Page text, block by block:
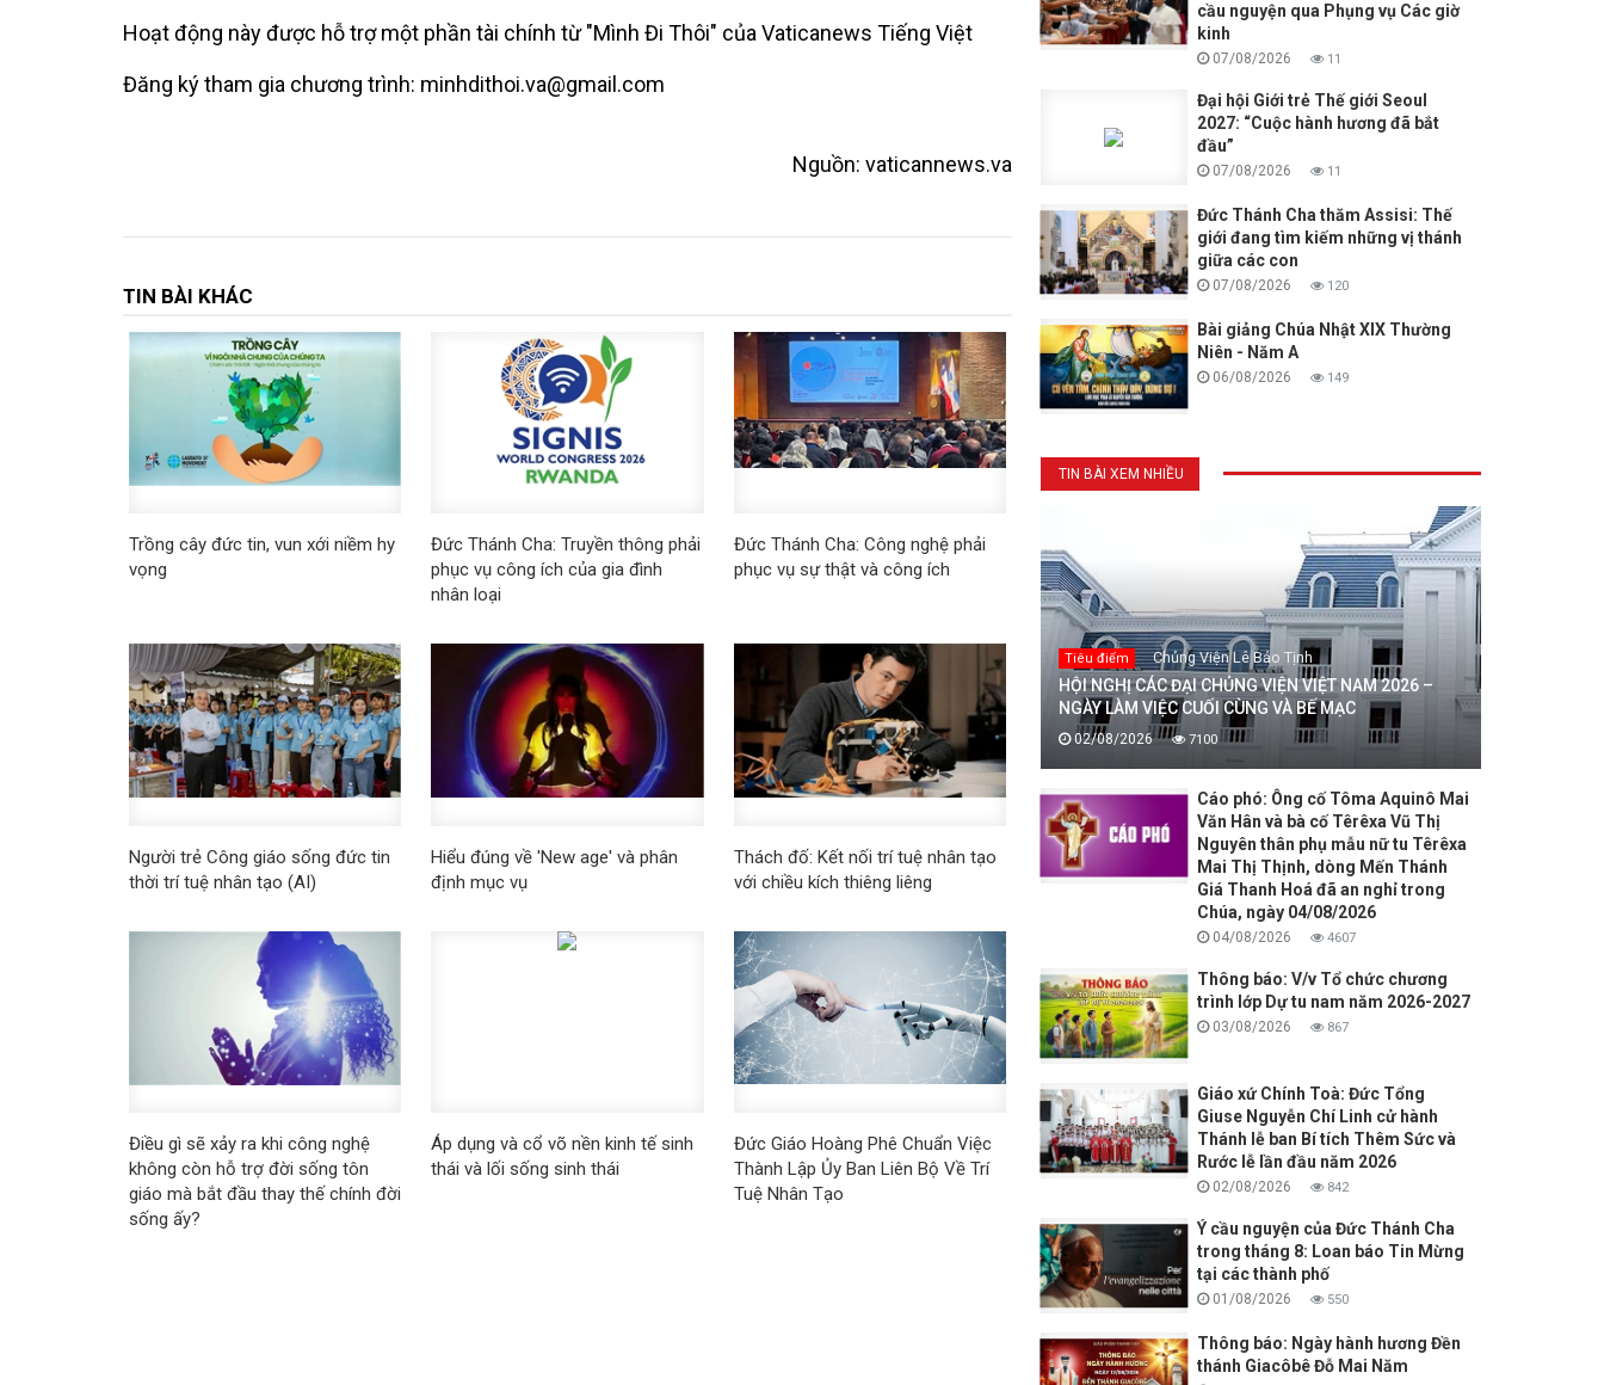
Hoạt động này được hỗ trợ một phần tài chính từ "Mình Đi Thôi" của Vaticanews Tiếng Việt
Đăng ký tham gia chương trình: minhdithoi.va@gmail.com
Nguồn: vaticannews.va
TIN BÀI KHÁC
Trồng cây đức tin, vun xới niềm hy
vọng
Đức Thánh Cha: Truyền thông phải
phục vụ công ích của gia đình
nhân loại
​​​​​​​Đức Thánh Cha: Công nghệ phải
phục vụ sự thật và công ích
Người trẻ Công giáo sống đức tin
thời trí tuệ nhân tạo (AI)
Hiểu đúng về 'New age' và phân
định mục vụ
Thách đố: Kết nối trí tuệ nhân tạo
với chiều kích thiêng liêng
Điều gì sẽ xảy ra khi công nghệ
không còn hỗ trợ đời sống tôn
giáo mà bắt đầu thay thế chính đời
sống ấy?
Áp dụng và cổ võ nền kinh tế sinh
thái và lối sống sinh thái
Đức Giáo Hoàng Phê Chuẩn Việc
Thành Lập Ủy Ban Liên Bộ Về Trí
Tuệ Nhân Tạo
cầu nguyện qua Phụng vụ Các giờ
kinh
07/08/2026 11
Đại hội Giới trẻ Thế giới Seoul
2027: “Cuộc hành hương đã bắt
đầu”
07/08/2026 11
Đức Thánh Cha thăm Assisi: Thế
giới đang tìm kiếm những vị thánh
giữa các con
07/08/2026 120
Bài giảng Chúa Nhật XIX Thường
Niên - Năm A
06/08/2026 149
TIN BÀI XEM NHIỀU
Tiêu điểm Chủng Viện Lê Bảo Tịnh
HỘI NGHỊ CÁC ĐẠI CHỦNG VIỆN VIỆT NAM 2026 –
NGÀY LÀM VIỆC CUỐI CÙNG VÀ BẾ MẠC
02/08/2026 7100
Cáo phó: Ông cố Tôma Aquinô Mai
Văn Hân và bà cố Têrêxa Vũ Thị
Nguyên thân phụ mẫu nữ tu Têrêxa
Mai Thị Thịnh, dòng Mến Thánh
Giá Thanh Hoá đã an nghỉ trong
Chúa, ngày 04/08/2026
04/08/2026 4607
Thông báo: V/v Tổ chức chương
trình lớp Dự tu nam năm 2026-2027
03/08/2026 867
Giáo xứ Chính Toà: Đức Tổng
Giuse Nguyễn Chí Linh cử hành
Thánh lễ ban Bí tích Thêm Sức và
Rước lễ lần đầu năm 2026
02/08/2026 842
Ý cầu nguyện của Đức Thánh Cha
trong tháng 8: Loan báo Tin Mừng
tại các thành phố
01/08/2026 550
Thông báo: Ngày hành hương Đền
thánh Giacôbê Đỗ Mai Năm